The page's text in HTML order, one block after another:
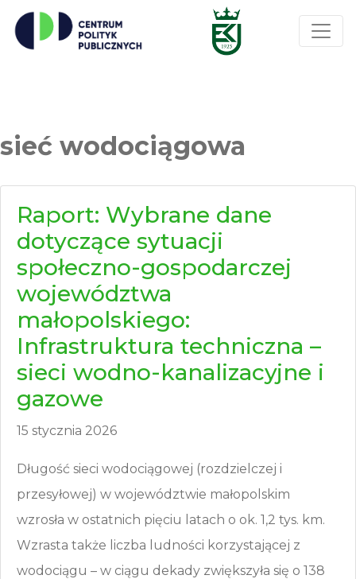
sieć wodociągowa
Raport: Wybrane dane
dotyczące sytuacji
społeczno-gospodarczej
województwa
małopolskiego:
Infrastruktura techniczna –
sieci wodno-kanalizacyjne i
gazowe
15 stycznia 2026
Długość sieci wodociągowej (rozdzielczej i
przesyłowej) w województwie małopolskim
wzrosła w ostatnich pięciu latach o ok. 1,2 tys. km.
Wzrasta także liczba ludności korzystającej z
wodociągu – w ciągu dekady zwiększyła się o 138